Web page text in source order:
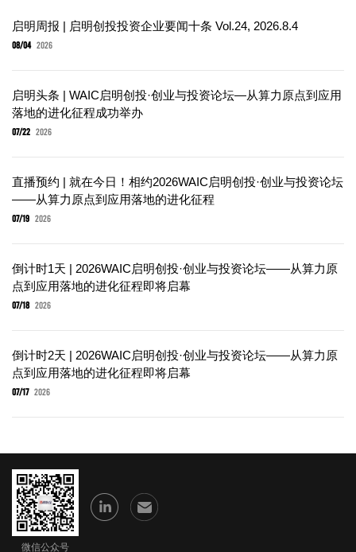
启明周报 | 启明创投投资企业要闻十条 Vol.24, 2026.8.4
08/04 2026
启明头条 | WAIC启明创投·创业与投资论坛—从算力原点到应用
落地的进化征程成功举办
07/22 2026
直播预约 | 就在今日！相约2026WAIC启明创投·创业与投资论坛
——从算力原点到应用落地的进化征程
07/19 2026
倒计时1天 | 2026WAIC启明创投·创业与投资论坛——从算力原
点到应用落地的进化征程即将启幕
07/18 2026
倒计时2天 | 2026WAIC启明创投·创业与投资论坛——从算力原
点到应用落地的进化征程即将启幕
07/17 2026
微信公众号